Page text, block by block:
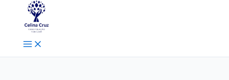
conteúdo
Facebook